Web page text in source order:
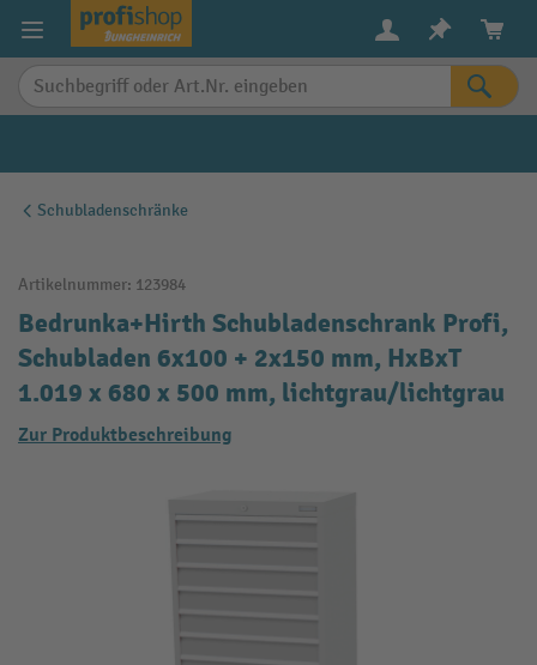
springen
Schubladenschränke
Artikelnummer: 123984
Bedrunka+Hirth Schubladenschrank Profi,
Schubladen 6x100 + 2x150 mm, HxBxT
1.019 x 680 x 500 mm, lichtgrau/lichtgrau
Zur Produktbeschreibung